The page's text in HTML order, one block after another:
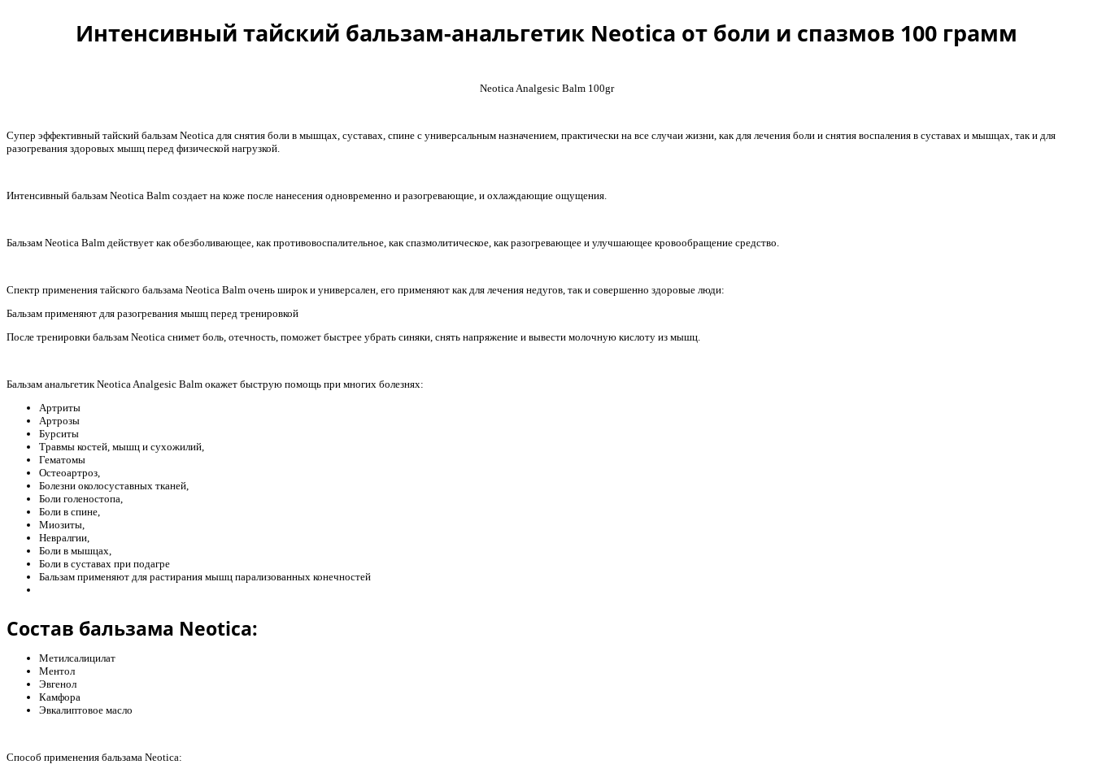
Интенсивный тайский бальзам-анальгетик Neotica от боли и спазмов 100 грамм
Neotica Analgesiс Balm 100gr
Cупер эффективный тайский бальзам Neotica для снятия боли в мышцах, суставах, спине с универсальным назначением, практически на все случаи жизни, как для лечения боли и снятия воспаления в суставах и мышцах, так и для
разогревания здоровых мышц перед физической нагрузкой.
Интенсивный бальзам Neotica Balm создает на коже после нанесения одновременно и разогревающие, и охлаждающие ощущения.
Бальзам Neotica Balm действует как обезболивающее, как противовоспалительное, как спазмолитическое, как разогревающее и улучшающее кровообращение средство.
Спектр применения тайского бальзама Neotica Balm очень широк и универсален, его применяют как для лечения недугов, так и совершенно здоровые люди:
Бальзам применяют для разогревания мышц перед тренировкой
После тренировки бальзам Neotica снимет боль, отечность, поможет быстрее убрать синяки, снять напряжение и вывести молочную кислоту из мышц.
Бальзам анальгетик Neotica Analgesiс Balm окажет быструю помощь при многих болезнях:
Артриты
Артрозы
Бурситы
Травмы костей, мышц и сухожилий,
Гематомы
Остеоартроз,
Болезни околосуставных тканей,
Боли голеностопа,
Боли в спине,
Миозиты,
Невралгии,
Боли в мышцах,
Боли в суставах при подагре
Бальзам применяют для растирания мышц парализованных конечностей
Состав бальзама Neotica:
Метилсалицилат
Ментол
Эвгенол
Камфора
Эвкалиптовое масло
Способ применения бальзама Neotica: